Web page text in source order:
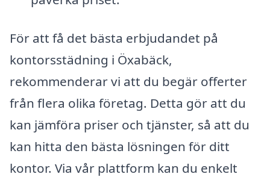
För att få det bästa erbjudandet på
kontorsstädning i Öxabäck,
rekommenderar vi att du begär offerter
från flera olika företag. Detta gör att du
kan jämföra priser och tjänster, så att du
kan hitta den bästa lösningen för ditt
kontor. Via vår plattform kan du enkelt